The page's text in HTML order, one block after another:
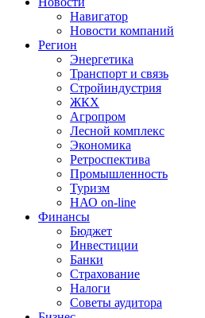
Навигатор
Новости компаний
Регион
Энергетика
Транспорт и связь
Стройиндустрия
ЖКХ
Агропром
Лесной комплекс
Экономика
Ретроспектива
Промышленность
Туризм
НАО on-line
Финансы
Бюджет
Инвестиции
Банки
Страхование
Налоги
Советы аудитора